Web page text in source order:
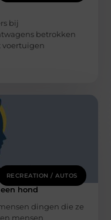
bij
betrokken
voertuigen
RECREATION / AUTOS
hond
dingen die ze
mensen